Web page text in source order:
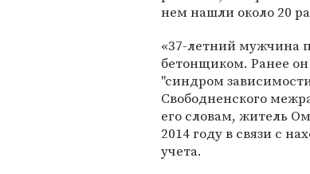
нем нашли около 20
«37-летний мужчина
бетонщиком. Ранее он
"синдром
Свободненского
его словам, житель
2014 году в связи с
учета.